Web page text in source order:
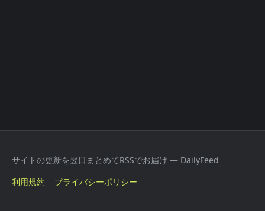
サイトの更新を翌日まとめてRSSでお届け — DailyFeed
利用規約
プライバシーポリシー